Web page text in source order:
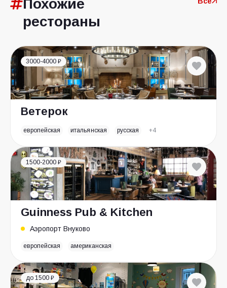
Похожие
рестораны
3000-4000 ₽
Ветерок
европейская итальянская русская +4
1500-2000 ₽
Guinness Pub & Kitchen
Аэропорт Внуково
европейская американская
до 1500 ₽